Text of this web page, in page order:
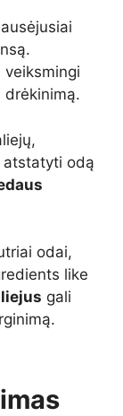
veiksmingi
drėkinimą.
atstatyti odą
odai,
like
gali